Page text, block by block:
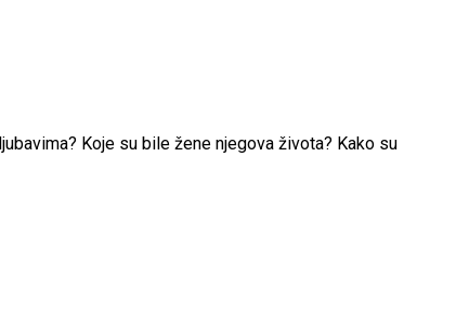
Koje su bile žene njegova života? Kako su